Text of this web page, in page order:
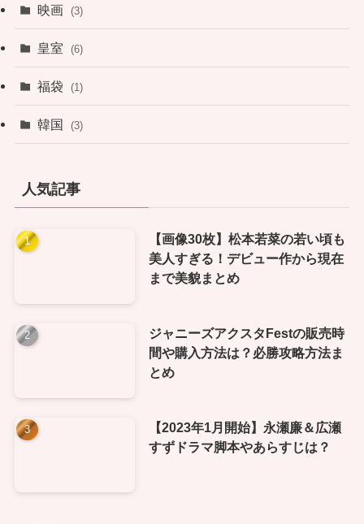
映画 (3)
皇室 (6)
福袋 (1)
韓国 (3)
人気記事
【画像30枚】松本若菜の若い頃も
美人すぎる！デビュー作から現在
まで美貌まとめ
ジャニーズアクスタFestの販売時
間や購入方法は？必勝攻略方法ま
とめ
【2023年1月開始】永瀬廉＆広瀬
すずドラマ脚本やあらすじは？